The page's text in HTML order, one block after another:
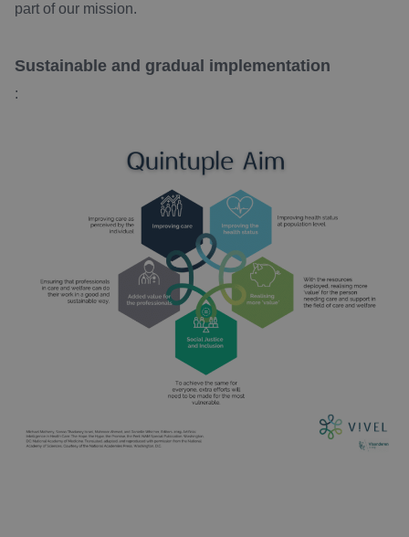
part of our mission.
Sustainable and gradual implementation
: